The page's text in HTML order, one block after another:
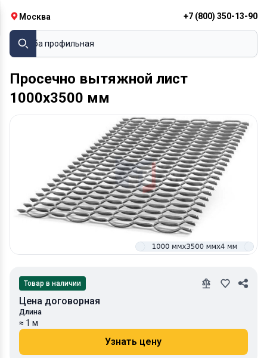
Москва +7 (800) 350-13-90
Труба профильная
Просечно вытяжной лист
1000х3500 мм
Товар в наличии
Цена договорная
Длина
≈ 1 м
Узнать цену